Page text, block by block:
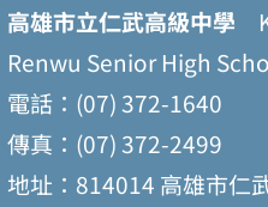
高雄市立仁武高級中學
Renwu Senior High
電話：(07) 372-1640
傳真：(07) 372-2499
地址：814014 高雄市仁